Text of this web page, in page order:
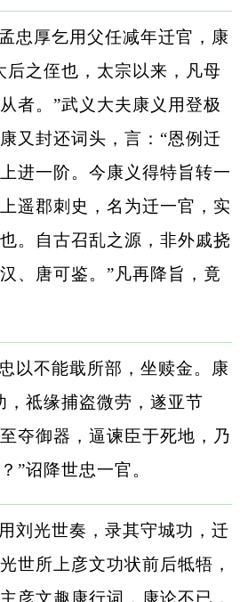
忠厚乞用父任减年迁官，康
后之侄也，太宗以来，凡母
者。”武义大夫康义用登极
又封还词头，言：“恩例迁
进一阶。今康义得特旨转一
遥郡刺史，名为迁一官，实
。自古召乱之源，非外戚挠
、唐可鉴。”凡再降旨，竟
以不能戢所部，坐赎金。康
，祗缘捕盗微劳，遂亚节
夺御器，逼谏臣于死地，乃
”诏降世忠一官。
刘光世奏，录其守城功，迁
世所上彦文功状前后牴牾，
彦文趣康行词，康论不已，